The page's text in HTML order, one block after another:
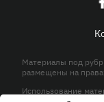
Материалы под
размещены на
Использование